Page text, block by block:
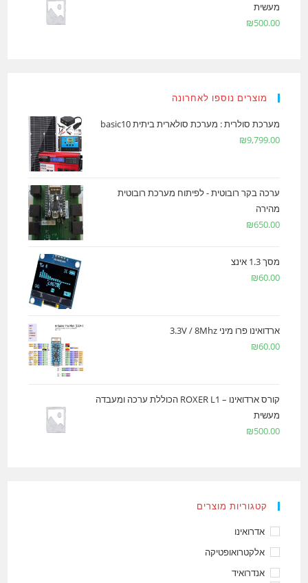
מעשית
₪500.00
מוצרים נוספו לאחרונה
מערכת סולרית : מערכת סולארית ביתית basic10
₪9,799.00
ערכה בקר רובוטית - לפיתוח מערכת רובוטית
מהירה
₪650.00
מסך 1.3 אינצ
₪60.00
ארדואינו פרו מיני 3.3V / 8Mhz
₪60.00
קורס ארדואינו – ROXER L1 הכוללת ערכה ומעבדה
מעשית
₪500.00
קטגוריות מוצרים
אדרואינו
אלקטרואופטיקה
אנדרואיד